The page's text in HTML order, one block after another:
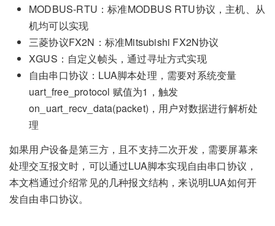
MODBUS-RTU：标准MODBUS RTU协议，主机、从
机均可以实现
三菱协议FX2N：标准Mitsubishi FX2N协议
XGUS：自定义帧头，通过寻址方式实现
自由串口协议：LUA脚本处理，需要对系统变量
uart_free_protocol 赋值为1，触发
on_uart_recv_data(packet)，用户对数据进行解析处
理
如果用户设备是第三方，且不支持二次开发，需要屏幕来
处理交互报文时，可以通过LUA脚本实现自由串口协议，
本文档通过介绍常见的几种报文结构，来说明LUA如何开
发自由串口协议。